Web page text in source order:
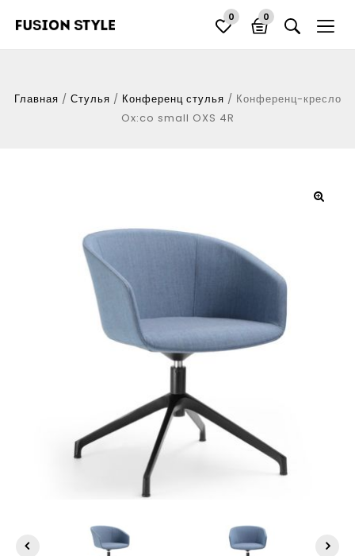
0 0
Главная / Стулья / Конференц стулья / Конференц-кресло
Ox:co small OXS 4R